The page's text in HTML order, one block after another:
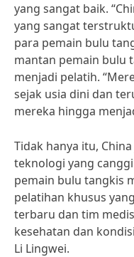
yang sangat baik.
yang sangat
para pemain bulu
mantan pemain bulu
menjadi pelatih.
sejak usia dini dan
mereka hingga
Tidak hanya itu,
teknologi yang
pemain bulu tangkis
pelatihan khusus
terbaru dan tim
kesehatan dan
Li Lingwei.